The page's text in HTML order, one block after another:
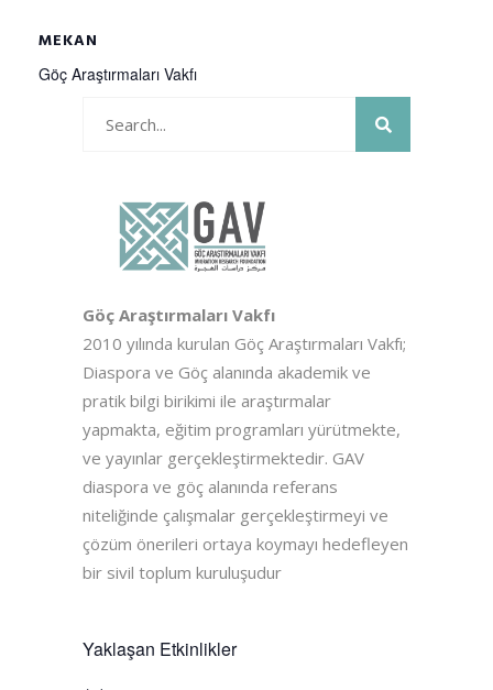
MEKAN
Göç Araştırmaları Vakfı
Göç Araştırmaları Vakfı
2010 yılında kurulan Göç Araştırmaları Vakfı;
Diaspora ve Göç alanında akademik ve
pratik bilgi birikimi ile araştırmalar
yapmakta, eğitim programları yürütmekte,
ve yayınlar gerçekleştirmektedir. GAV
diaspora ve göç alanında referans
niteliğinde çalışmalar gerçekleştirmeyi ve
çözüm önerileri ortaya koymayı hedefleyen
bir sivil toplum kuruluşudur
Yaklaşan Etkinlikler